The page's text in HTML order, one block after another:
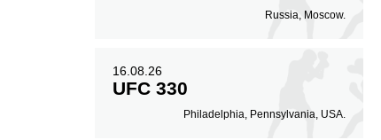
Russia, Moscow.
16.08.26
UFC 330
Philadelphia, Pennsylvania, USA.